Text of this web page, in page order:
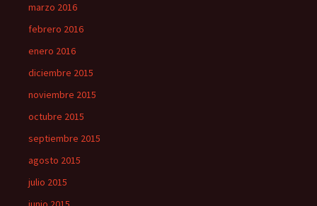
marzo 2016
febrero 2016
enero 2016
diciembre 2015
noviembre 2015
octubre 2015
septiembre 2015
agosto 2015
julio 2015